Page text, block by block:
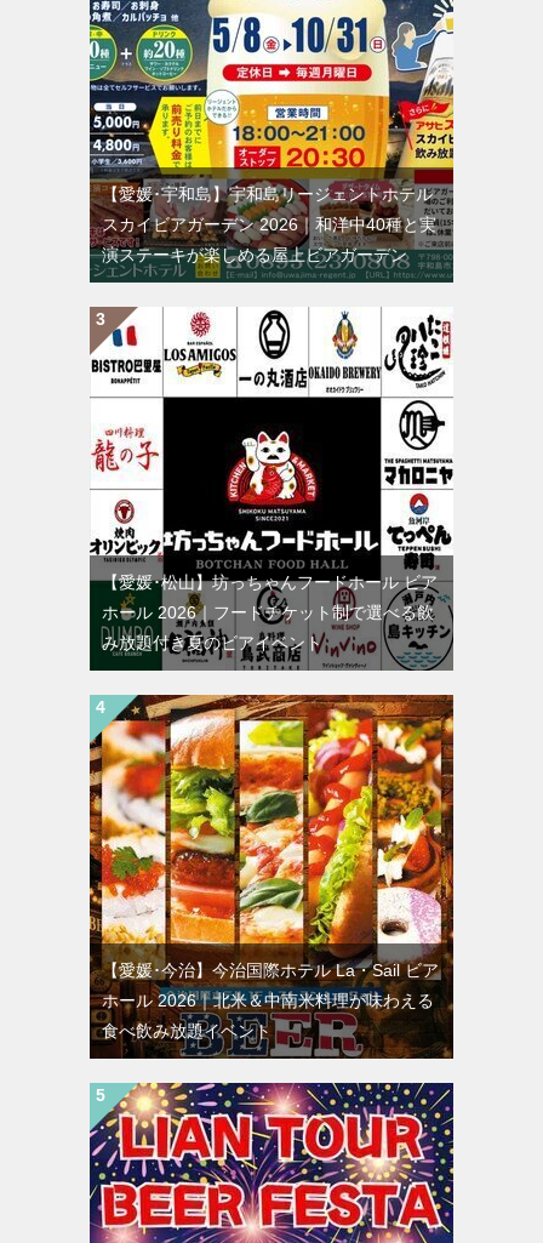
【愛媛･宇和島】宇和島リージェントホテル
スカイビアガーデン 2026｜和洋中40種と実
演ステーキが楽しめる屋上ビアガーデン
【愛媛･松山】坊っちゃんフードホール ビア
ホール 2026｜フードチケット制で選べる飲
み放題付き夏のビアイベント
【愛媛･今治】今治国際ホテル La・Sail ビア
ホール 2026｜北米＆中南米料理が味わえる
食べ飲み放題イベント